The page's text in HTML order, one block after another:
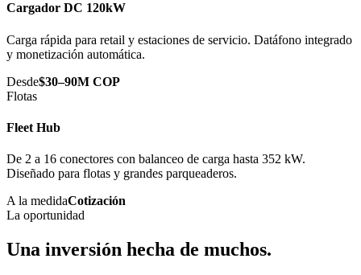
Cargador DC 120kW
Carga rápida para retail y estaciones de servicio. Datáfono integrado
y monetización automática.
Desde$30–90M COP
Flotas
Fleet Hub
De 2 a 16 conectores con balanceo de carga hasta 352 kW.
Diseñado para flotas y grandes parqueaderos.
A la medidaCotización
La oportunidad
Una inversión hecha de muchos.